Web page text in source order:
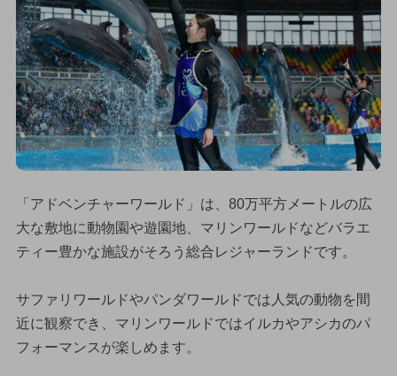
「アドベンチャーワールド」は、80万平方メートルの広
大な敷地に動物園や遊園地、マリンワールドなどバラエ
ティー豊かな施設がそろう総合レジャーランドです。
サファリワールドやパンダワールドでは人気の動物を間
近に観察でき、マリンワールドではイルカやアシカのパ
フォーマンスが楽しめます。